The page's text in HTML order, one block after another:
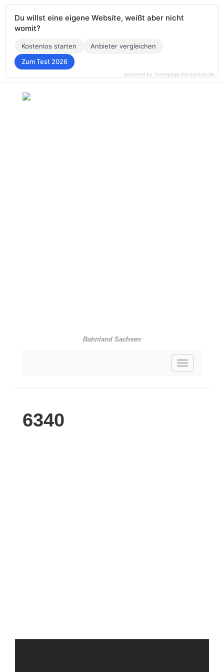
Bahnland Sachsen
Toggle
6340
Du willst eine eigene Website, weißt aber nicht
womit?
Kostenlos starten
Anbieter vergleichen
Zum Test 2026
powered by homepage-baukasten.de